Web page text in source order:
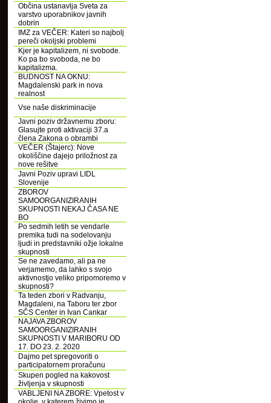
Občina ustanavlja Sveta za
varstvo uporabnikov javnih
dobrin
IMZ za VEČER: Kateri so najbolj
pereči okoljski problemi
Kjer je kapitalizem, ni svobode.
Ko pa bo svoboda, ne bo
kapitalizma.
BUDNOST NA OKNU:
Magdalenski park in nova
realnost
Vse naše diskriminacije
Javni poziv državnemu zboru:
Glasujte proti aktivaciji 37.a
člena Zakona o obrambi
VEČER (Štajerc): Nove
okoliščine dajejo priložnost za
nove rešitve
Javni Poziv upravi LIDL
Slovenije
ZBOROV
SAMOORGANIZIRANIH
SKUPNOSTI NEKAJ ČASA NE
BO
Po sedmih letih se vendarle
premika tudi na sodelovanju
ljudi in predstavniki ožje lokalne
skupnosti
Se ne zavedamo, ali pa ne
verjamemo, da lahko s svojo
aktivnostjo veliko pripomoremo v
skupnosti?
Ta teden zbori v Radvanju,
Magdaleni, na Taboru ter zbor
SČS Center in Ivan Cankar
NAJAVA ZBOROV
SAMOORGANIZIRANIH
SKUPNOSTI V MARIBORU OD
17. DO 23. 2. 2020
Dajmo pet spregovoriti o
participatornem proračunu
Skupen pogled na kakovost
življenja v skupnosti
VABLJENI NA ZBORE: Vpetost v